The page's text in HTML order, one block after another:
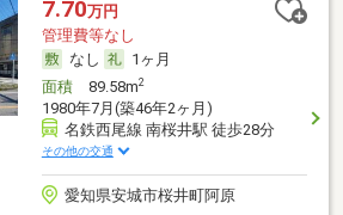
7.70万円
管理費等なし
なし
1ヶ月
面積89.58m2
1980年7月(築46年2ヶ月)
名鉄西尾線 南桜井駅 徒歩28分
その他の交通
愛知県安城市桜井町阿原